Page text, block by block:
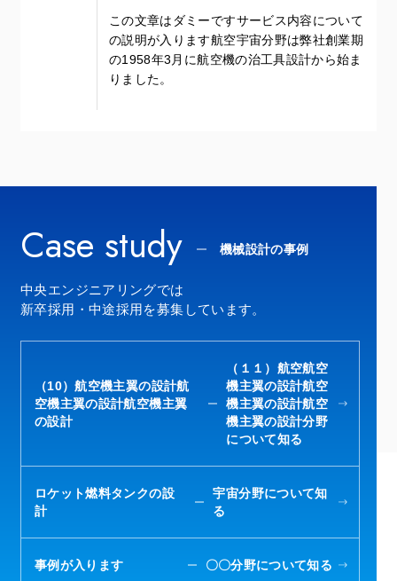
この文章はダミーですサービス内容について
の説明が入ります航空宇宙分野は弊社創業期
の1958年3月に航空機の治工具設計から始ま
りました。
Case study 機械設計の事例
中央エンジニアリングでは
新卒採用・中途採用を募集しています。
（10）航空機主翼の設計航
空機主翼の設計航空機主翼
の設計
（１１）航空航空
機主翼の設計航空
機主翼の設計航空
機主翼の設計分野
について知る
ロケット燃料タンクの設
計
宇宙分野について知
る
事例が入ります 〇〇分野について知る